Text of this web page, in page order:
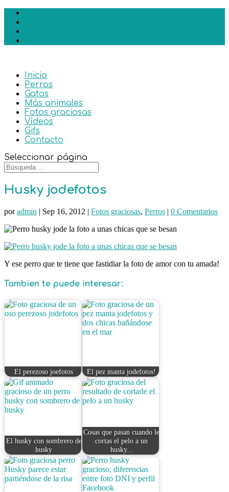
Inicio
Perros
Gatos
Más animales
Fotos graciosas
Vídeos
Gifs
Contacto
Seleccionar página
Husky jodefotos
poradmin | Sep 16, 2012 | Fotos graciosas, Perros | 0 Comentarios
Y ese perro que te tiene que fastidiar la foto de amor con tu amada!
Tambien te puede interesar:
El perezoso joefotos El pez manta jodefotos!
El husky con sombrero de
husky
Cosas que pasan cuando le
cortas el pelo a un
husky...